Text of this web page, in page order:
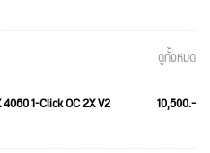
ดูทั้งหมด
4060 1-Click OC 2X V2 10,500.-